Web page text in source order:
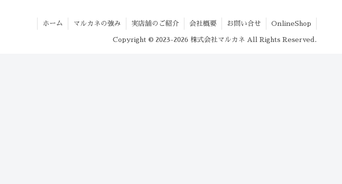
ホーム マルカネの強み 実店舗のご紹介 会社概要 お問い合せ OnlineShop
Copyright © 2023-2026 株式会社マルカネ All Rights Reserved.